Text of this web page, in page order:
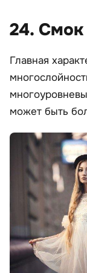
24. Смок
Главная
может быть